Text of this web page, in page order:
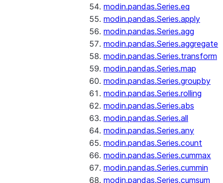
modin.pandas.Series.eq
modin.pandas.Series.apply
modin.pandas.Series.agg
modin.pandas.Series.aggregate
modin.pandas.Series.transform
modin.pandas.Series.map
modin.pandas.Series.groupby
modin.pandas.Series.rolling
modin.pandas.Series.abs
modin.pandas.Series.all
modin.pandas.Series.any
modin.pandas.Series.count
modin.pandas.Series.cummax
modin.pandas.Series.cummin
modin.pandas.Series.cumsum